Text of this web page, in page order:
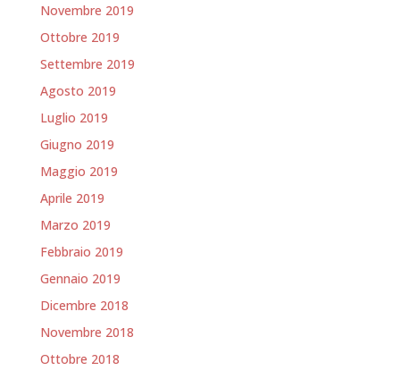
Novembre 2019
Ottobre 2019
Settembre 2019
Agosto 2019
Luglio 2019
Giugno 2019
Maggio 2019
Aprile 2019
Marzo 2019
Febbraio 2019
Gennaio 2019
Dicembre 2018
Novembre 2018
Ottobre 2018